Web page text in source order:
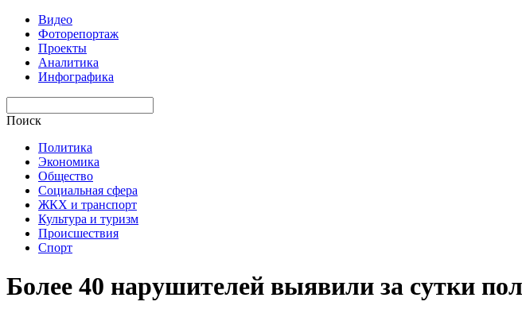
Видео
Фоторепортаж
Проекты
Аналитика
Инфографика
Поиск
Политика
Экономика
Общество
Социальная сфера
ЖКХ и транспорт
Культура и туризм
Происшествия
Спорт
Более 40 нарушителей выявили за сутки